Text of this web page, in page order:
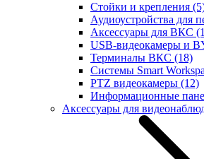
Стойки и крепления
Аудиоустройства для
Аксессуары для ВКС
USB-видеокамеры и
Терминалы ВКС (18)
Системы Smart
PTZ видеокамеры (12)
Информационные
Аксессуары для